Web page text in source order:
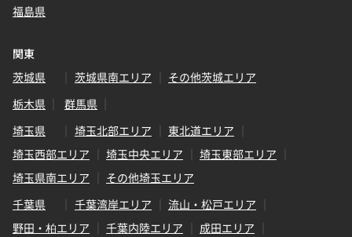
福島県
関東
茨城県
茨城県南エリア
その他茨城エリア
栃木県
群馬県
埼玉県
埼玉北部エリア
東北道エリア
埼玉西部エリア
埼玉中央エリア
埼玉東部エリア
埼玉県南エリア
その他埼玉エリア
千葉県
千葉湾岸エリア
流山・松戸エリア
野田・柏エリア
千葉内陸エリア
成田エリア